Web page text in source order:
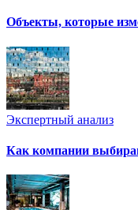
Объекты, которые
Экспертный анализ
Как компании